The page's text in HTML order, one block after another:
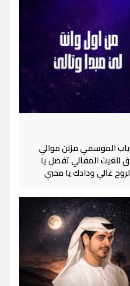
الموسمي مزنن موالي
للغيث المفالي تفضل يا
غالي ودادك يا محبي